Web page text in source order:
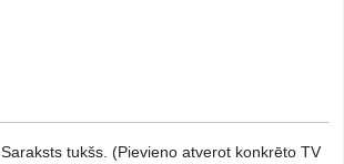
Saraksts tukšs. (Pievieno atverot konkrēto TV